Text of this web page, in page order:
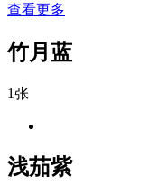
查看更多
竹月蓝
1张
浅茄紫